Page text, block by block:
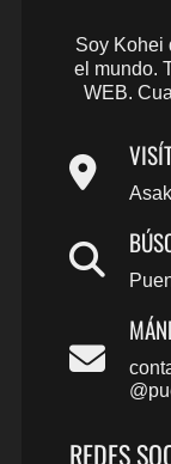
Soy Kohei
el mundo.
WEB.
REDES